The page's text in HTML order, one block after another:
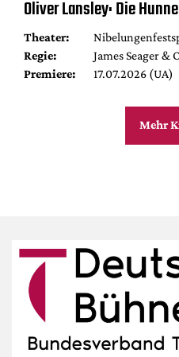
Oliver Lansley: Die
Theater:
Regie:
James Seager &
Premiere:
17.07.2026 (UA)
Mehr